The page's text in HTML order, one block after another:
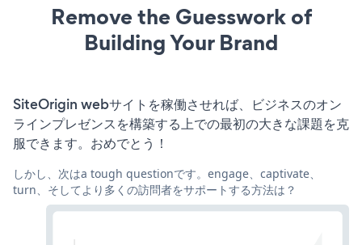
Remove the Guesswork of
Building Your Brand
SiteOrigin webサイトを稼働させれば、ビジネスのオン
ラインプレゼンスを構築する上での最初の大きな課題を克
服できます。おめでとう！
しかし、次はa tough questionです。engage、captivate、
turn、そしてより多くの訪問者をサポートする方法は？